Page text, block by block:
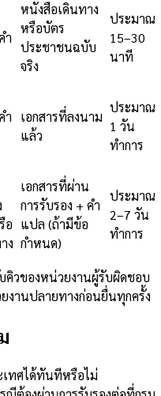
ำ
หนังสือเดินทาง
หรือบัตร
ประชาชนฉบับ
จริง
ประมาณ
15–30
นาที
ำ
เอกสารที่ลงนาม
แล้ว
ประมาณ
1 วัน
ทำการ
อ
ง
เอกสารที่ผ่าน
การรับรอง + คำ
แปล (ถ้ามีข้อ
กำหนด)
ประมาณ
2–7 วัน
ทำการ
คิวของหน่วยงานผู้รับผิดชอบ
งานปลายทางก่อนยื่นทุกครั้ง
เทศได้ทันทีหรือไม่